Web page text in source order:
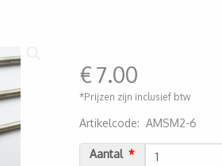
€7.00
*Prijzen zijn inclusief btw
Artikelcode: AMSM2-6
Aantal